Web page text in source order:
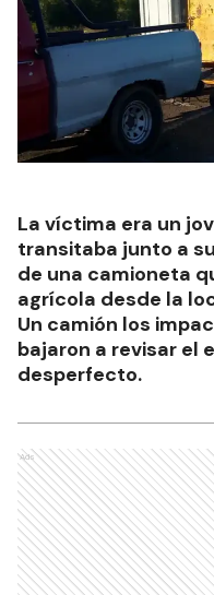
La víctima era un
transitaba junto a
de una camioneta
agrícola desde la
Un camión los
bajaron a revisar el
desperfecto.
Ads